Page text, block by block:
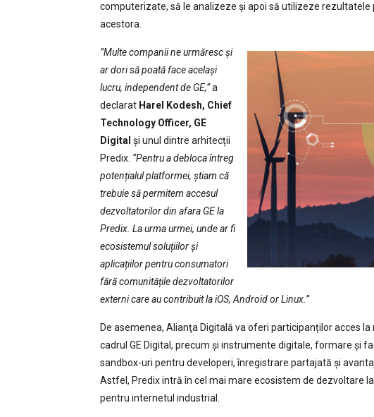
computerizate, să le analizeze și apoi să utilizeze
acestora.
”Multe companii ne urmăresc și
ar dori să poată face același
lucru, independent de GE,”a
declarat Harel Kodesh, Chief
Technology Officer, GE
Digital și unul dintre arhitecții
Predix. “Pentru a debloca întreg
potențialul platformei, știam că
trebuie să permitem accesul
dezvoltatorilor din afara GE la
Predix. La urma urmei, unde ar fi
ecosistemul soluțiilor și
aplicațiilor pentru consumatori
fără comunitățile dezvoltatorilor
externi care au contribuit la iOS, Android or Linux.”
De asemenea, Alianţa Digitală va oferi participanților acces
cadrul GE Digital, precum și instrumente digitale, formare și
sandbox-uri pentru developeri, înregistrare partajată și
Astfel, Predix intră în cel mai mare ecosistem de dezvoltare
pentru internetul industrial.